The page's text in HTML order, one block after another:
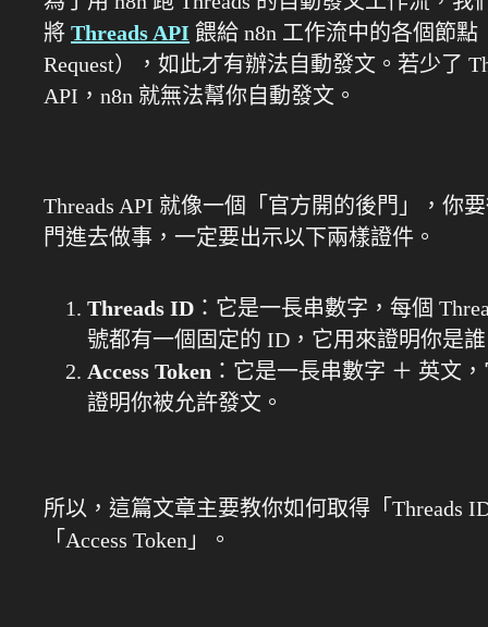
將 Threads API 餵給 n8n 工作流中的各個節點
Request），如此才有辦法自動發文。若少了
API，n8n 就無法幫你自動發文。
Threads API 就像一個「官方開的後門」，你
門進去做事，一定要出示以下兩樣證件。
Threads ID ：它是一長串數字，每個
號都有一個固定的 ID，它用來證明你是
Access Token ：它是一長串數字 ＋ 英文
證明你被允許發文。
所以，這篇文章主要教你如何取得「Threads
「Access Token」。